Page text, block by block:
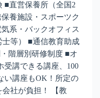
■直営保養所（全国2
養施設・スポーツク
系・バックオフィス
等） ■通信教育助成
階層別研修制度 ■オ
講できる講座、100
い講座もOK！所定の
社が負担！ 【教